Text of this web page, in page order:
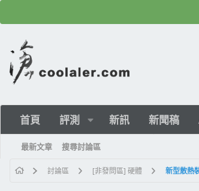
首頁 評測 新訊 新聞稿
最新文章 搜尋討論區
討論區 [非發問區] 硬體 新型散熱